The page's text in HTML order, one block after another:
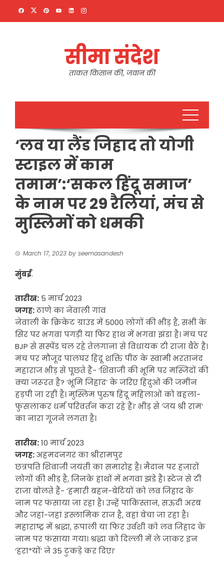
सीमा संदेश
ताकत किसान की, जवान की
‘लव या लैंड जिहाद तो योगी
स्टाइल में काम
तमाम’:‘सकल हिंदू समाज’
के नाम पर 29 रैलियां, मंच से
मुस्लिमों को धमकी
March 17, 2023 by seemasandesh
मुंबई.
तारीख: 5 मार्च 2023
जगह:ठाणे का नेवाली गांव
नेवाली के क्रिकेट ग्राउंड में 5000 लोगों की भीड़ है, सभी के
सिर पर भगवा पगड़ी या फिर हाथ में भगवा झंडा है। मंच पर
BJP से सस्पेंड चल रहे तेलंगाना से विधायक टी राजा बैठे हैं।
मंच पर मौजूद पालघर हिंदू शक्ति पीठ के स्वामी भरतानंद
महाराज भीड़ से पूछते हैं- ‘शिवाजी की भूमि पर मस्जिदों की
क्या जरूरत है? ‘भूमि जिहाद’ के जरिए हिंदुओं की जमीन
हड़पी जा रही है। मुस्लिम पुरुष हिंदू महिलाओं को बहला-
फुसलाकर धर्म परिवर्तन करा रहे हैं।’ भीड़ से ‘जय श्री राम’
का नारा गूंजने लगता है।
तारीख:10 मार्च 2023
जगह:अहमदनगर का श्रीरामपुर
छत्रपति शिवाजी जयंती का समारोह है। मैदान पर हजारों
लोगों की भीड़ है, जिनके हाथों में भगवा झंडे हैं। स्टेज से टी
राजा बोलते हैं- ‘हमारी बहन-बेटियों को लव जिहाद के
नाम पर फंसाया जा रहा है। उन्हें पाकिस्तान, सऊदी अरब
और जहां-जहां इस्लामिक राज है, वहां बेचा जा रहा है।
महाराष्ट्र में श्रद्धा, रूपाली या फिर उर्वशी को लव जिहाद के
नाम पर फंसाया गया। श्रद्धा को दिल्ली में ले जाकर इन
‘हरा*यों’ ने 35 टुकड़े कर दिए।’